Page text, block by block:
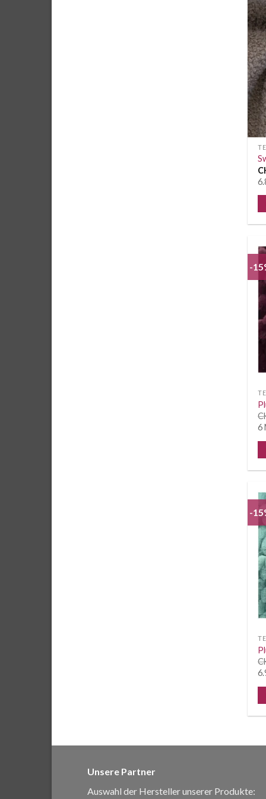
-
6
-
Unsere Partner
Auswahl der Hersteller unserer Produkte: